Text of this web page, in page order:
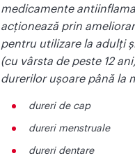
medicamente
acționează prin
pentru utilizare la adulți
(cu vârsta de peste 12
durerilor ușoare până la
dureri de cap
dureri menstruale
dureri dentare